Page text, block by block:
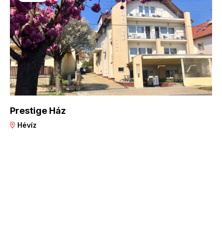
Prestige Ház
Hévíz